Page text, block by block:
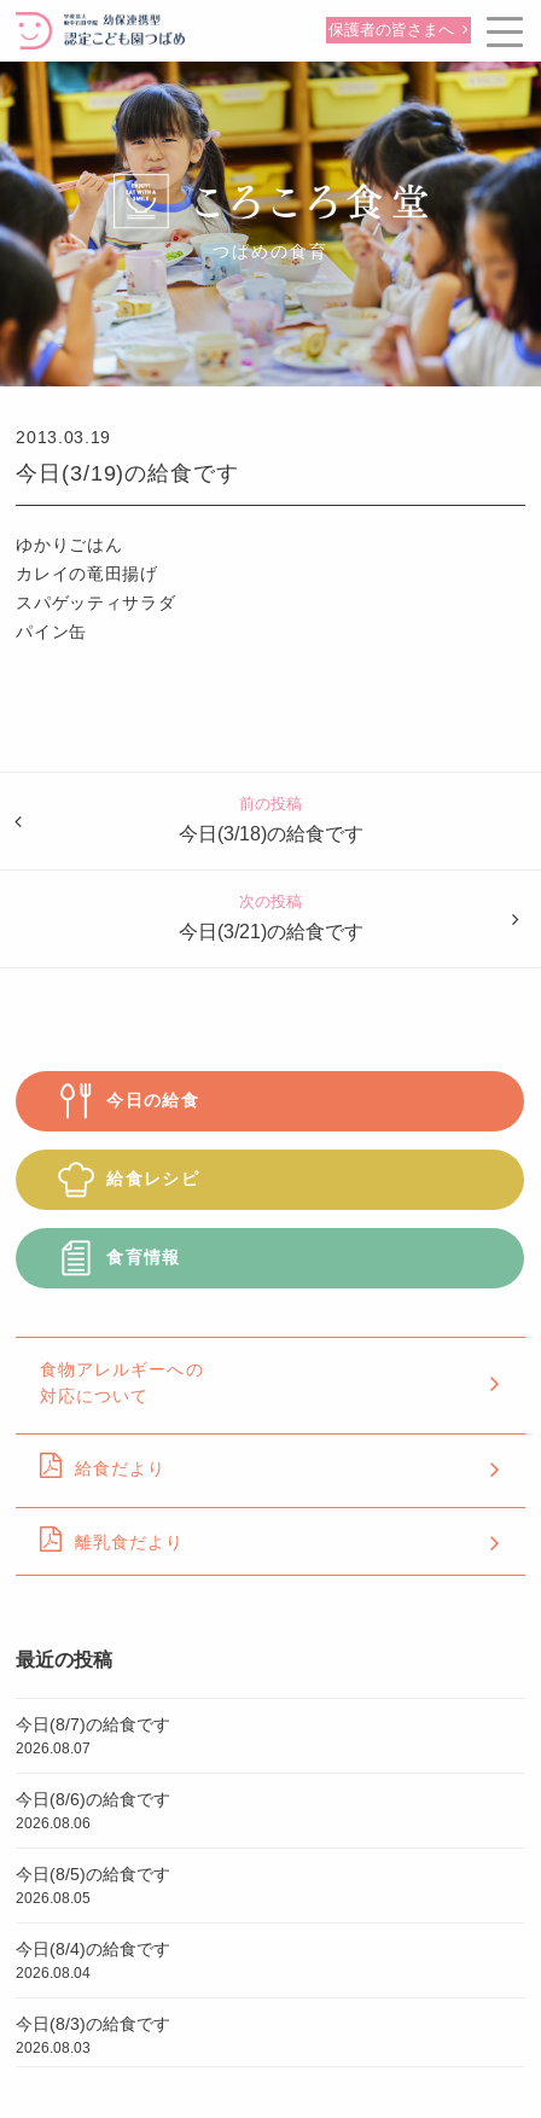
保護者の皆さまへ
つばめの食育
2013.03.19
今日(3/19)の給食です
ゆかりごはん
カレイの竜田揚げ
スパゲッティサラダ
パイン缶
も
前の投稿
今日(3/18)の給食です
次の投稿
今日(3/21)の給食です
今日の給食
給食レシピ
食育情報
食物アレルギーへの
対応について
給食だより
離乳食だより
最近の投稿
今日(8/7)の給食です
2026.08.07
今日(8/6)の給食です
2026.08.06
今日(8/5)の給食です
2026.08.05
今日(8/4)の給食です
2026.08.04
今日(8/3)の給食です
2026.08.03